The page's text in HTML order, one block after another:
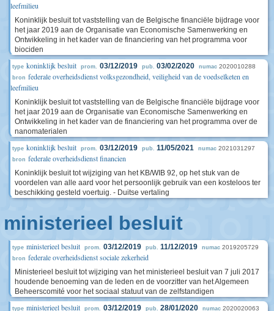
leefmilieu
Koninklijk besluit tot vaststelling van de Belgische financiële bijdrage voor
het jaar 2019 aan de Organisatie van Economische Samenwerking en
Ontwikkeling in het kader van de financiering van het programma voor
biociden
type koninklijk besluit prom. 03/12/2019 pub. 03/02/2020 numac 2020010288
bron federale overheidsdienst volksgezondheid, veiligheid van de voedselketen en
leefmilieu
Koninklijk besluit tot vaststelling van de Belgische financiële bijdrage voor
het jaar 2019 aan de Organisatie van Economische Samenwerking en
Ontwikkeling in het kader van de financiering van het programma over de
nanomaterialen
type koninklijk besluit prom. 03/12/2019 pub. 11/05/2021 numac 2021031297
bron federale overheidsdienst financien
Koninklijk besluit tot wijziging van het KB/WIB 92, op het stuk van de
voordelen van alle aard voor het persoonlijk gebruik van een kosteloos ter
beschikking gesteld voertuig. - Duitse vertaling
ministerieel besluit
type ministerieel besluit prom. 03/12/2019 pub. 11/12/2019 numac 2019205729
bron federale overheidsdienst sociale zekerheid
Ministerieel besluit tot wijziging van het ministerieel besluit van 7 juli 2017
houdende benoeming van de leden en de voorzitter van het Algemeen
Beheerscomité voor het sociaal statuut van de zelfstandigen
type ministerieel besluit prom. 03/12/2019 pub. 28/01/2020 numac 2020020063